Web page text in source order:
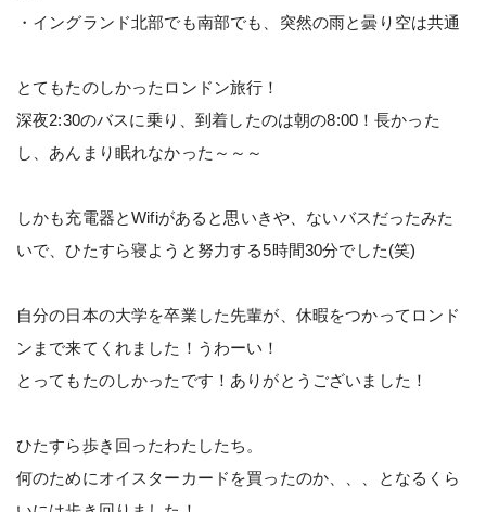
・イングランド北部でも南部でも、突然の雨と曇り空は共通
とてもたのしかったロンドン旅行！
深夜2:30のバスに乗り、到着したのは朝の8:00！長かった
し、あんまり眠れなかった～～～
しかも充電器とWifiがあると思いきや、ないバスだったみた
いで、ひたすら寝ようと努力する5時間30分でした(笑)
自分の日本の大学を卒業した先輩が、休暇をつかってロンド
ンまで来てくれました！うわーい！
とってもたのしかったです！ありがとうございました！
ひたすら歩き回ったわたしたち。
何のためにオイスターカードを買ったのか、、、となるくら